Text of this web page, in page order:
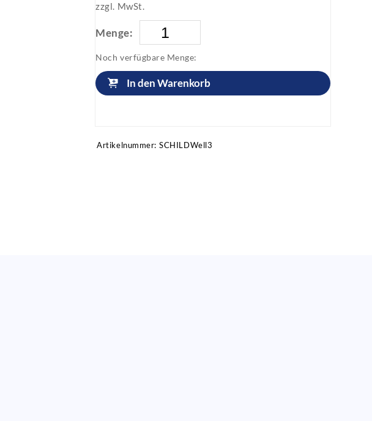
zzgl. MwSt.
Menge:
Noch verfügbare Menge:
In den Warenkorb
Artikelnummer: SCHILDWell3